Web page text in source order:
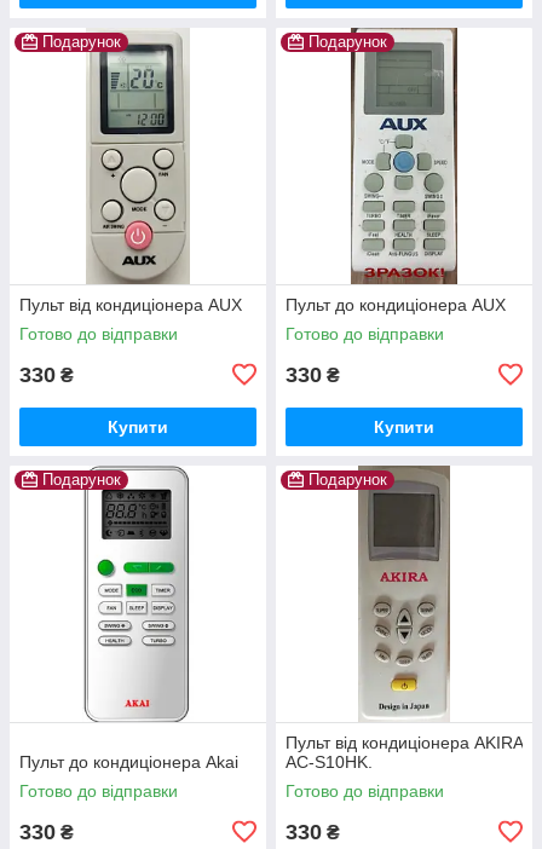
Подарунок
Пульт від кондиціонера AUX
Готово до відправки
330 ₴
Купити
Подарунок
Пульт до кондиціонера AUX
Готово до відправки
330 ₴
Купити
Подарунок
Пульт до кондиціонера Akai
Готово до відправки
330 ₴
Подарунок
Пульт від кондиціонера AKIRA
AC-S10HK.
Готово до відправки
330 ₴